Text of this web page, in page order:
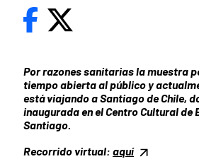
Por razones sanitarias la muestra
tiempo abierta al público y
está viajando a Santiago de Chile,
inaugurada en el Centro Cultural de
Santiago.
Recorrido virtual: aquí